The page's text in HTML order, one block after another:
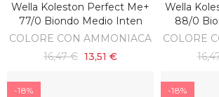
AGGIUNGI AL CARRELLO
Wella Koleston Perfect Me+
77/0 Biondo Medio Inten
COLORE CON AMMONIACA
16,47 € 13,51 €
Wella
88/0
COLORE
-18% -18%